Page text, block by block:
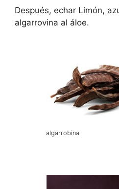
Después, echar Limón,
algarrovina al áloe.
algarrobina